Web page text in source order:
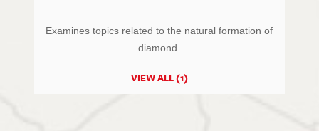
Examines topics related to the natural formation of
diamond.
VIEW ALL (1)